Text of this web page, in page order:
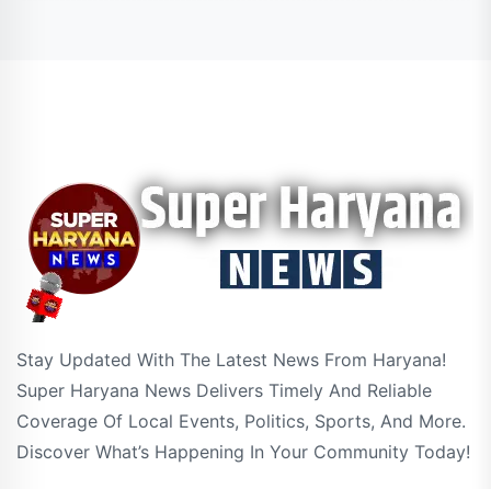
Stay Updated With The Latest News From Haryana!
Super Haryana News Delivers Timely And Reliable
Coverage Of Local Events, Politics, Sports, And More.
Discover What’s Happening In Your Community Today!